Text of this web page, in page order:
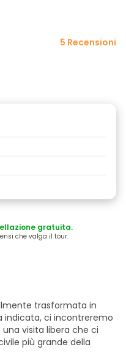
5 Recensioni
gratuita.
che valga il tour.
trasformata in
indicata, ci incontreremo
una visita libera che ci
più grande della